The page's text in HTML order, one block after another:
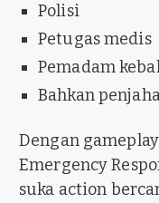
Polisi
Petugas medis
Pemadam
Bahkan
Dengan
Emergency
suka action